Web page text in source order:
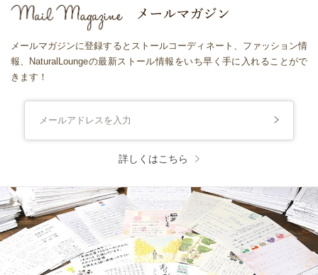
メールマガジンに登録するとストールコーディネート、ファッション情
報、NaturalLoungeの最新ストール情報をいち早く手に入れることがで
きます！
詳しくはこちら